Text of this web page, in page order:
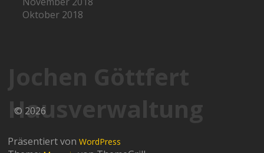
Oktober 2018
Jochen Göttfert
Hausverwaltung
© 2026
Präsentiert vonWordPress